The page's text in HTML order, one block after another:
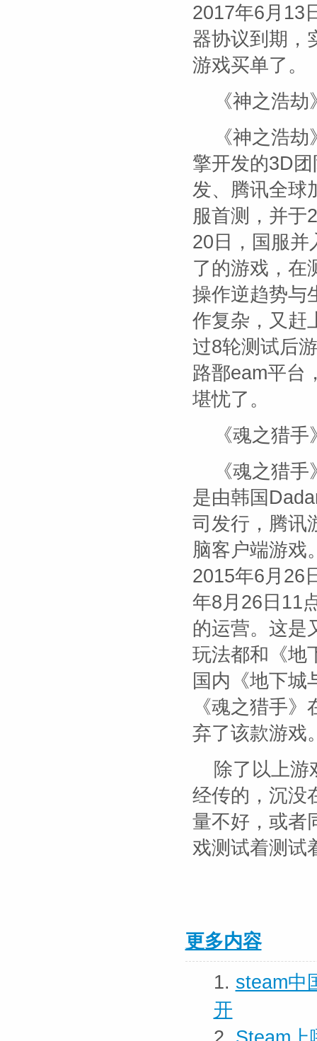
2017年6月13
器协议到期，
游戏买单了。
《神之浩劫
《神之浩
擎开发的3D
发、腾讯全球
服首测，并于
20日，国服并
了的游戏，在
操作逆趋势与
作复杂，又赶
过8轮测试后
路鄑eam平台
堪忧了。
《魂之猎手
《魂之猎
是由韩国
司发行，腾讯
脑客户端游戏
2015年6月26
年8月26日11
的运营。这是
玩法都和《地
国内《地下城
《魂之猎手
弃了该款游戏
除了以上游
经传的，沉没
量不好，或者
戏测试着测试
更多内容
1. steam中
开